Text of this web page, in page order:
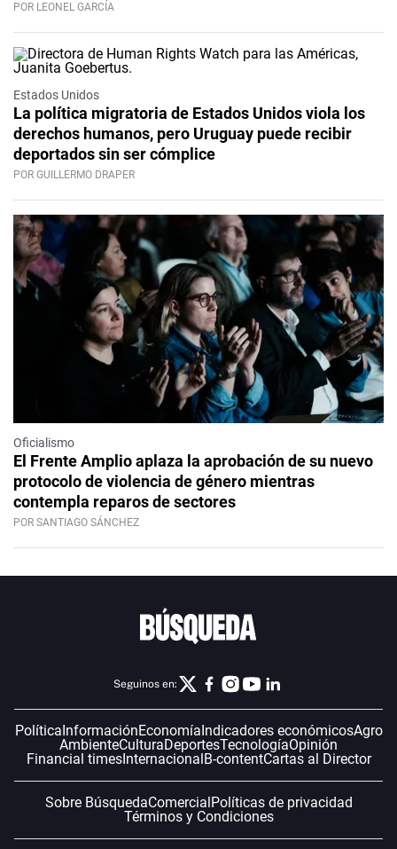
POR LEONEL GARCÍA
Estados Unidos
La política migratoria de Estados Unidos viola los
derechos humanos, pero Uruguay puede recibir
deportados sin ser cómplice
POR GUILLERMO DRAPER
Oficialismo
El Frente Amplio aplaza la aprobación de su nuevo
protocolo de violencia de género mientras
contempla reparos de sectores
POR SANTIAGO SÁNCHEZ
Seguinos en:
PolíticaInformaciónEconomíaIndicadores económicosAgro
AmbienteCulturaDeportesTecnologíaOpinión
Financial timesInternacionalB-contentCartas al Director
Sobre BúsquedaComercialPolíticas de privacidad
Términos y Condiciones